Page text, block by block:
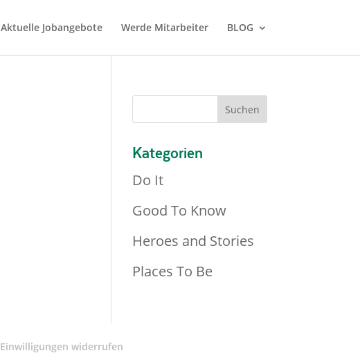
Aktuelle Jobangebote Werde Mitarbeiter BLOG
Kategorien
Do It
Good To Know
Heroes and Stories
Places To Be
Einwilligungen widerrufen